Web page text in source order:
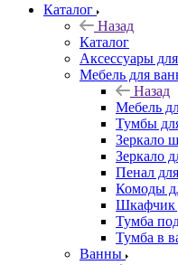
Каталог
Назад
Каталог
Аксессуары
Мебель для
Назад
Мебель
Тумбы
Зеркало
Зеркало
Пенал
Комоды
Шкафчик
Тумба
Тумба в
Ванны